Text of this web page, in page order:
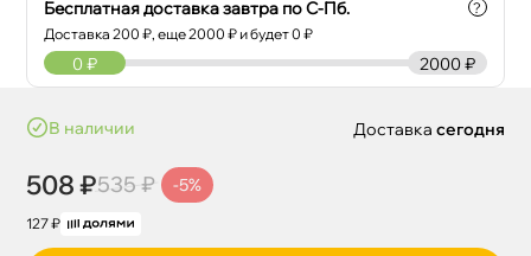
Бесплатная доставка завтра по С-Пб.
Доставка200 ₽, еще2000 ₽ и будет 0 ₽
?
2000 ₽
0 ₽
наличии
508 ₽535 ₽ -5%
127 ₽
Доставка сегодня